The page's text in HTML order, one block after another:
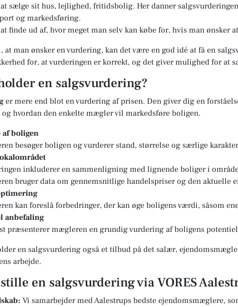
sælge sit hus, lejlighed, fritidsbolig. Her danner
og markedsføring.
finde ud af, hvor meget man selv kan købe for, hvis man ønsker
at man ønsker en vurdering, kan det være en god idé at få en
for, at vurderingen er korrekt, og det giver mulighed for at
en salgsvurdering?
er mere end blot en vurdering af prisen. Den giver dig en
hvordan den enkelte mægler vil markedsføre boligen.
af boligen
besøger boligen og vurderer stand, størrelse og særlige
inkluderer en sammenligning med lignende boliger i
bruger data om gennemsnitlige handelspriser og den aktuelle
kan foreslå forbedringer, der kan øge boligens værdi, såsom
anbefaling
præsenterer mægleren en grundig vurdering af boligens
en salgsvurdering også et tilbud på det salær,
arbejde.
en salgsvurdering via VORES
Vi samarbejder med Aalestrups bedste ejendomsmæglere,